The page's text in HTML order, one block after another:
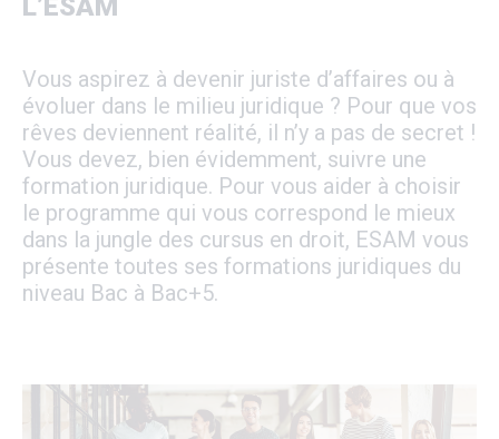
L’ESAM
Vous aspirez à devenir juriste d’affaires ou à
évoluer dans le milieu juridique ? Pour que vos
rêves deviennent réalité, il n’y a pas de secret !
Vous devez, bien évidemment, suivre une
formation juridique. Pour vous aider à choisir
le programme qui vous correspond le mieux
dans la jungle des cursus en droit, ESAM vous
présente toutes ses formations juridiques du
niveau Bac à Bac+5.